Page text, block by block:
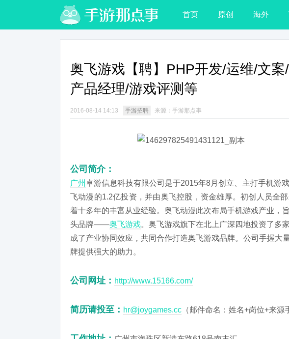
首页 原创 海外
奥飞游戏【聘】PHP开发/运维/文
产品经理/游戏评测等
2016-08-14 14:13 手游招聘 来源：手游那点事
公司简介：
广州卓游信息科技有限公司是于2015年8月创立、主打手机游
飞动漫的1.2亿投资，并由奥飞控股，资金雄厚。初创人员全
着十多年的丰富从业经验。奥飞动漫此次布局手机游戏产业，
头品牌――奥飞游戏。奥飞游戏旗下在北上广深四地投资了多
成了产业协同效应，共同合作打造奥飞游戏品牌。公司手握大
牌提供强大的助力。
公司网址： http://www.15166.com/
简历请投至： hr@joygames.cc （邮件命名：姓名+岗位+来源